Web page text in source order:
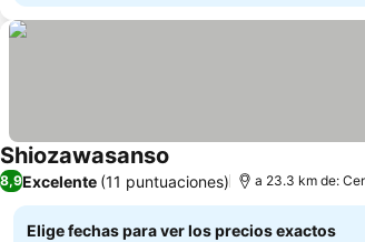
Shiozawasanso
8,9Excelente (11 puntuaciones) a 23.3 km de:
Elige fechas para ver los precios exactos